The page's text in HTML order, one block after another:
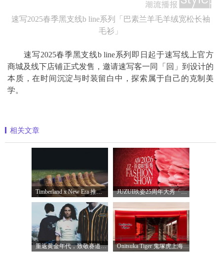
速写2025春季黑支线b line系列「巴素兰羊毛羊绒宽松长袖
毛衫」
速写2025春季黑支线b line系列即日起于速写线上官方
商城及线下店铺正式发售，邀请速写客一同「回」到设计的
本质，在时间沉淀与时装留白中，探索属于自己的克制美
学。
相关文章
Timberland x New Era 推出全新联名系列，以经 JUZUI玖姿25周年大秀「循光新生」 光起二
重返黄金年代，致敬赛道传奇 PUMA携手M Onitsuka Tiger 鬼塚虎上海环贸 iapm 概念店盛